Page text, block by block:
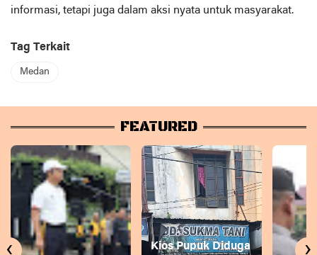
informasi, tetapi juga dalam aksi nyata untuk masyarakat.
Tag Terkait
Medan
FEATURED
Kios Pupuk Diduga
‹ ›